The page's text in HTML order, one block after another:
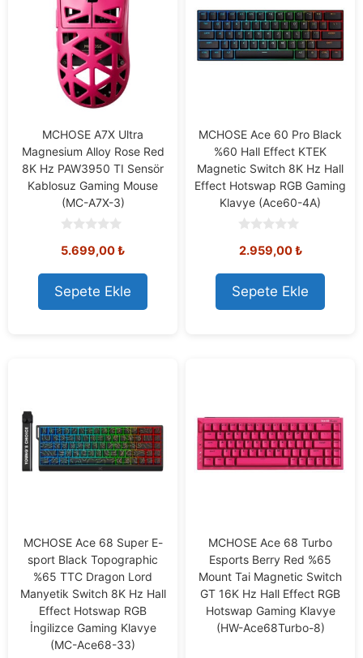
MCHOSE A7X Ultra
Magnesium Alloy Rose Red
8K Hz PAW3950 TI Sensör
Kablosuz Gaming Mouse
(MC-A7X-3)
o
t
o
f
5
5.699,00₺
Sepete Ekle
MCHOSE Ace 60 Pro Black
%60 Hall Effect KTEK
Magnetic Switch 8K Hz Hall
Effect Hotswap RGB Gaming
Klavye (Ace60-4A)
o
t
o
f
5
2.959,00₺
Sepete Ekle
MCHOSE Ace 68 Super E-
sport Black Topographic
%65 TTC Dragon Lord
Manyetik Switch 8K Hz Hall
Effect Hotswap RGB
İngilizce Gaming Klavye
(MC-Ace68-33)
MCHOSE Ace 68 Turbo
Esports Berry Red %65
Mount Tai Magnetic Switch
GT 16K Hz Hall Effect RGB
Hotswap Gaming Klavye
(HW-Ace68Turbo-8)